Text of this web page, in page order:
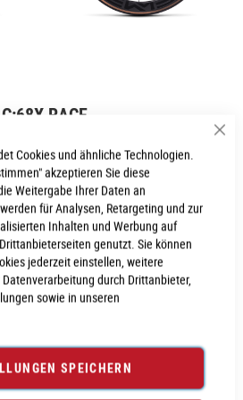
Cookies und ähnliche Technologien.
akzeptieren Sie diese
Weitergabe Ihrer Daten an
für Analysen, Retargeting und zur
Inhalten und Werbung auf
genutzt. Sie können
jederzeit einstellen, weitere
durch Drittanbieter,
sowie in unseren
SPEICHERN
RACE
VEREINBAREN